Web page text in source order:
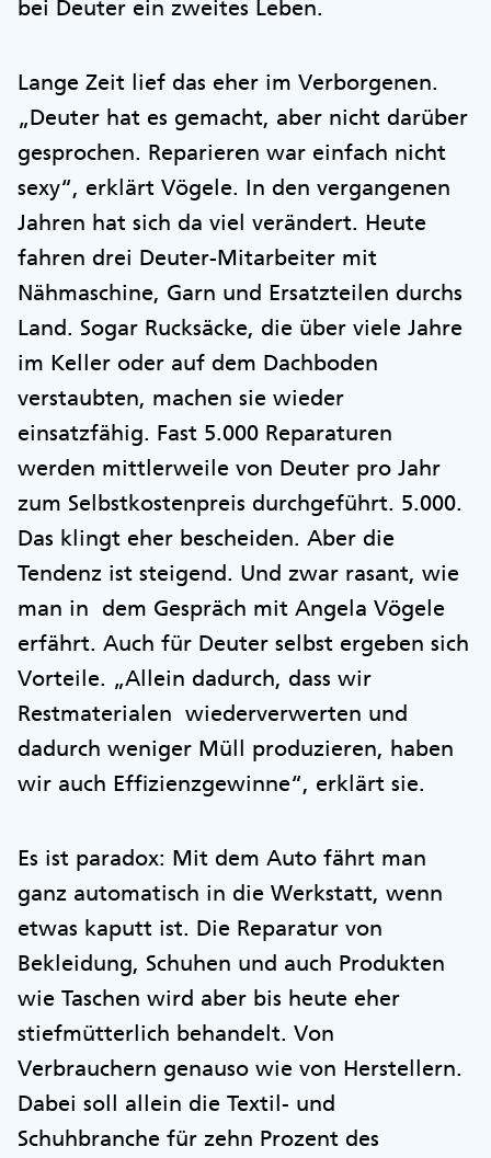
bei Deuter ein zweites Leben.
Lange Zeit lief das eher im Verborgenen.
„Deuter hat es gemacht, aber nicht darüber
gesprochen. Reparieren war einfach nicht
sexy“, erklärt Vögele. In den vergangenen
Jahren hat sich da viel verändert. Heute
fahren drei Deuter-Mitarbeiter mit
Nähmaschine, Garn und Ersatzteilen durchs
Land. Sogar Rucksäcke, die über viele Jahre
im Keller oder auf dem Dachboden
verstaubten, machen sie wieder
einsatzfähig. Fast 5.000 Reparaturen
werden mittlerweile von Deuter pro Jahr
zum Selbstkostenpreis durchgeführt. 5.000.
Das klingt eher bescheiden. Aber die
Tendenz ist steigend. Und zwar rasant, wie
man in dem Gespräch mit Angela Vögele
erfährt. Auch für Deuter selbst ergeben sich
Vorteile. „Allein dadurch, dass wir
Restmaterialen wiederverwerten und
dadurch weniger Müll produzieren, haben
wir auch Effizienzgewinne“, erklärt sie.
Es ist paradox: Mit dem Auto fährt man
ganz automatisch in die Werkstatt, wenn
etwas kaputt ist. Die Reparatur von
Bekleidung, Schuhen und auch Produkten
wie Taschen wird aber bis heute eher
stiefmütterlich behandelt. Von
Verbrauchern genauso wie von Herstellern.
Dabei soll allein die Textil- und
Schuhbranche für zehn Prozent des